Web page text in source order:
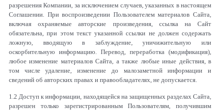
разрешения Компании, за исключением случаев, указанных в настоящем
Соглашении. При воспроизведении Пользователем материалов Сайта,
включая охраняемые авторские произведения, ссылка на Сайт
обязательна, при этом текст указанной ссылки не должен содержать
ложную, вводящую в заблуждение, уничижительную или
оскорбительную информацию. Перевод, переработка (модификация),
любое изменение материалов Сайта, а также любые иные действия, в
том числе удаление, изменение до малозаметной информации и
сведений об авторских правах и правообладателях, не допускается.
1.2 Доступ к информации, находящейся на защищенных разделах Сайта,
разрешен только зарегистрированным Пользователям, получившим